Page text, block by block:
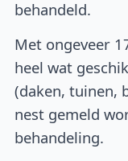
behandeld.
Met ongeveer
heel wat
(daken, tuinen,
nest gemeld
behandeling.